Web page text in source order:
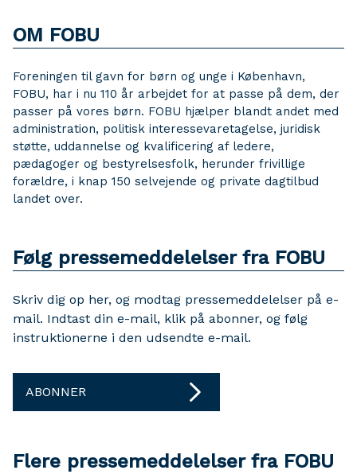
OM FOBU
Foreningen til gavn for børn og unge i København,
FOBU, har i nu 110 år arbejdet for at passe på dem, der
passer på vores børn. FOBU hjælper blandt andet med
administration, politisk interessevaretagelse, juridisk
støtte, uddannelse og kvalificering af ledere,
pædagoger og bestyrelsesfolk, herunder frivillige
forældre, i knap 150 selvejende og private dagtilbud
landet over.
Følg pressemeddelelser fra FOBU
Skriv dig op her, og modtag pressemeddelelser på e-
mail. Indtast din e-mail, klik på abonner, og følg
instruktionerne i den udsendte e-mail.
ABONNER
Flere pressemeddelelser fra FOBU